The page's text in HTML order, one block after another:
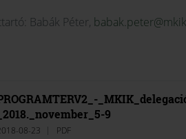
Babák Péter,
_2018._november_5-9
08-23 PDF